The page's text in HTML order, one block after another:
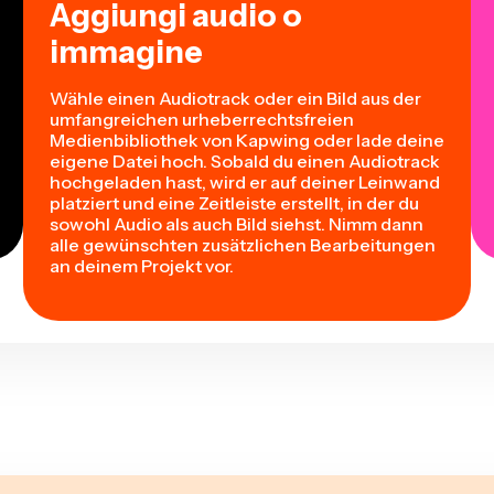
Aggiungi audio o
immagine
Wähle einen Audiotrack oder ein Bild aus der
umfangreichen urheberrechtsfreien
Medienbibliothek von Kapwing oder lade deine
eigene Datei hoch. Sobald du einen Audiotrack
hochgeladen hast, wird er auf deiner Leinwand
platziert und eine Zeitleiste erstellt, in der du
sowohl Audio als auch Bild siehst. Nimm dann
alle gewünschten zusätzlichen Bearbeitungen
an deinem Projekt vor.